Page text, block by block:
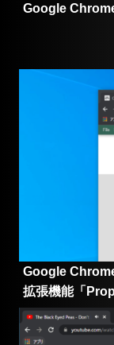
Google
Google
拡張機能「